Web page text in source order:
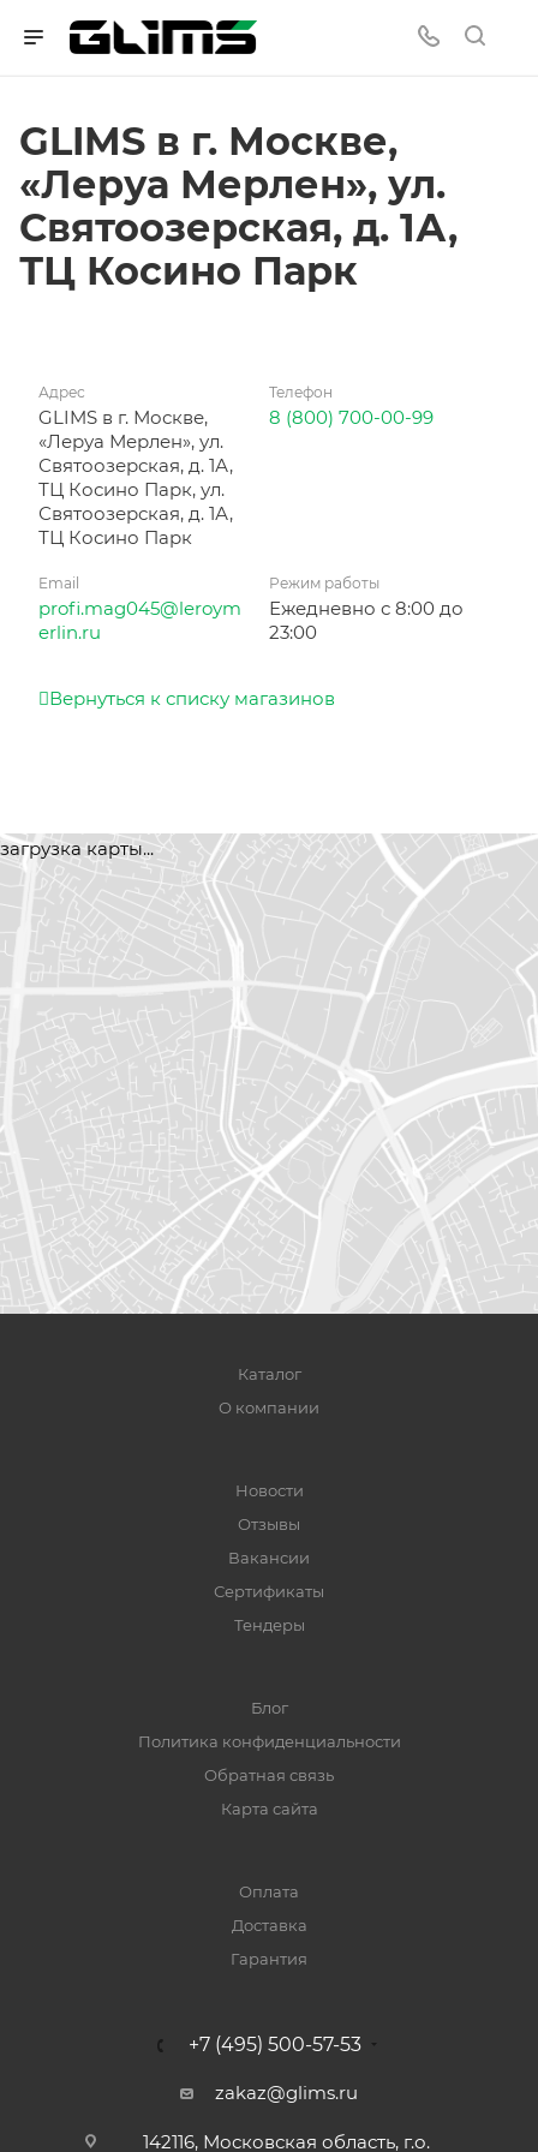
GLIMS в г. Москве,
«Леруа Мерлен», ул.
Святоозерская, д. 1А,
ТЦ Косино Парк
Адрес
GLIMS в г. Москве,
«Леруа Мерлен», ул.
Святоозерская, д. 1А,
ТЦ Косино Парк, ул.
Святоозерская, д. 1А,
ТЦ Косино Парк
Телефон
8 (800) 700-00-99
Email
profi.mag045@leroym
erlin.ru
Режим работы
Ежедневно с 8:00 до
23:00
Вернуться к списку магазинов
загрузка карты...
Каталог
О компании
Новости
Отзывы
Вакансии
Сертификаты
Тендеры
Блог
Политика конфиденциальности
Обратная связь
Карта сайта
Оплата
Доставка
Гарантия
+7 (495) 500-57-53
zakaz@glims.ru
142116, Московская область, г.о.